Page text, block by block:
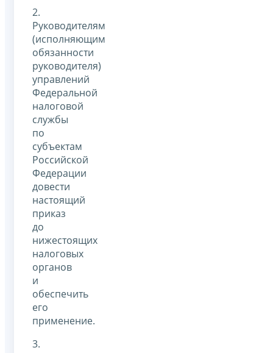
2.
Руководителям
(исполняющим
обязанности
руководителя)
управлений
Федеральной
налоговой
службы
по
субъектам
Российской
Федерации
довести
настоящий
приказ
до
нижестоящих
налоговых
органов
и
обеспечить
его
применение.
3.